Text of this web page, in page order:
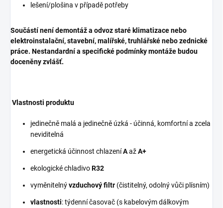
lešení/plošina v případě potřeby
Součástí není demontáž a odvoz staré klimatizace nebo
elektroinstalační, stavební, malířské, truhlářské nebo zednické
práce. Nestandardní a specifické podmínky montáže budou
doceněny zvlášť.
Vlastnosti produktu
jedinečně malá a jedinečně úzká - účinná, komfortní a zcela
neviditelná
energetická účinnost chlazeníAažA+
ekologické chladivoR32
vyměnitelnývzduchový filtr (čistitelný, odolný vůči plísním)
vlastnosti: týdenní časovač (s kabelovým dálkovým